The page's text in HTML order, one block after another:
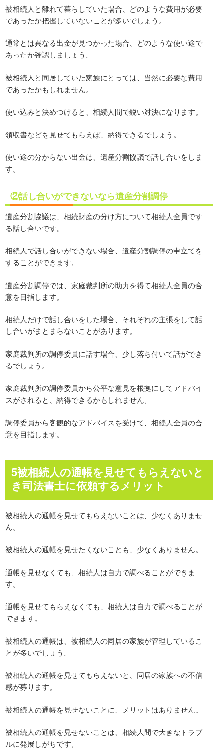
被相続人と離れて暮らしていた場合、どのような費用が必要
であったか把握していないことが多いでしょう。
通常とは異なる出金が見つかった場合、どのような使い途で
あったか確認しましょう。
被相続人と同居していた家族にとっては、当然に必要な費用
であったかもしれません。
使い込みと決めつけると、相続人間で鋭い対決になります。
領収書などを見せてもらえば、納得できるでしょう。
使い途の分からない出金は、遺産分割協議で話し合いをしま
す。
②話し合いができないなら遺産分割調停
遺産分割協議は、相続財産の分け方について相続人全員です
る話し合いです。
相続人で話し合いができない場合、遺産分割調停の申立てを
することができます。
遺産分割調停では、家庭裁判所の助力を得て相続人全員の合
意を目指します。
相続人だけで話し合いをした場合、それぞれの主張をして話
し合いがまとまらないことがあります。
家庭裁判所の調停委員に話す場合、少し落ち付いて話ができ
るでしょう。
家庭裁判所の調停委員から公平な意見を根拠にしてアドバイ
スがされると、納得できるかもしれません。
調停委員から客観的なアドバイスを受けて、相続人全員の合
意を目指します。
5被相続人の通帳を見せてもらえないと
き司法書士に依頼するメリット
被相続人の通帳を見せてもらえないことは、少なくありませ
ん。
被相続人の通帳を見せたくないことも、少なくありません。
通帳を見せなくても、相続人は自力で調べることができま
す。
通帳を見せてもらえなくても、相続人は自力で調べることが
できます。
被相続人の通帳は、被相続人の同居の家族が管理しているこ
とが多いでしょう。
被相続人の通帳を見せてもらえないと、同居の家族への不信
感が募ります。
被相続人の通帳を見せないことに、メリットはありません。
被相続人の通帳を見せないことは、相続人間で大きなトラブ
ルに発展しがちです。